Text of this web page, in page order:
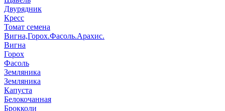
Двурядник
Кресс
Томат семена
Вигна,Горох.Фасоль.Арахис.
Вигна
Горох
Фасоль
Земляника
Земляника
Капуста
Белокочанная
Брокколи